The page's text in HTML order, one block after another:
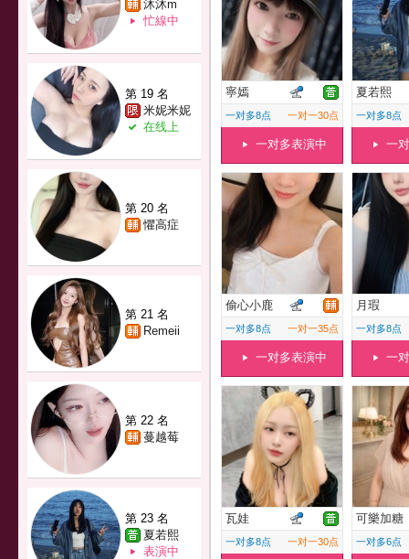
沐沐m
忙線中
第 19 名
米妮米妮
在线上
第 20 名
懼高症
第 21 名
Remeii
第 22 名
蔓越莓
第 23 名
夏若熙
表演中
寧嫣
一对多8点 一对一30点
一对多表演中
夏若熙
一对多8点
一
偷心小鹿
一对多8点 一对一35点
一对多表演中
月瑕
一对多8点
一
瓦娃
一对多8点 一对一30点
可樂加糖
一对多6点